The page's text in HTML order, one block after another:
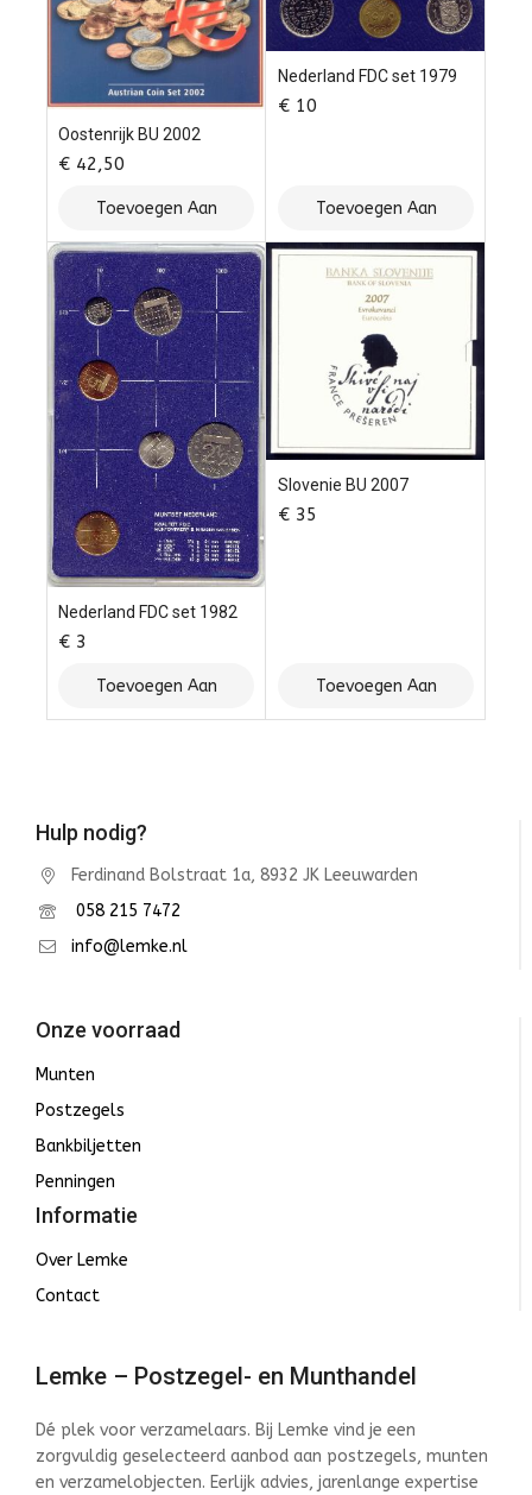
Oostenrijk BU 2002
€ 42,50
Toevoegen Aan
Winkelwagen
Nederland FDC set 1979
€ 10
Toevoegen Aan
Winkelwagen
Nederland FDC set 1982
€ 3
Toevoegen Aan
Winkelwagen
Slovenie BU 2007
€ 35
Toevoegen Aan
Winkelwagen
Hulp nodig?
Ferdinand Bolstraat 1a, 8932 JK Leeuwarden
058 215 7472
info@lemke.nl
Onze voorraad
Munten
Postzegels
Bankbiljetten
Penningen
Informatie
Over Lemke
Contact
Lemke – Postzegel- en Munthandel
Dé plek voor verzamelaars. Bij Lemke vind je een
zorgvuldig geselecteerd aanbod aan postzegels, munten
en verzamelobjecten. Eerlijk advies, jarenlange expertise